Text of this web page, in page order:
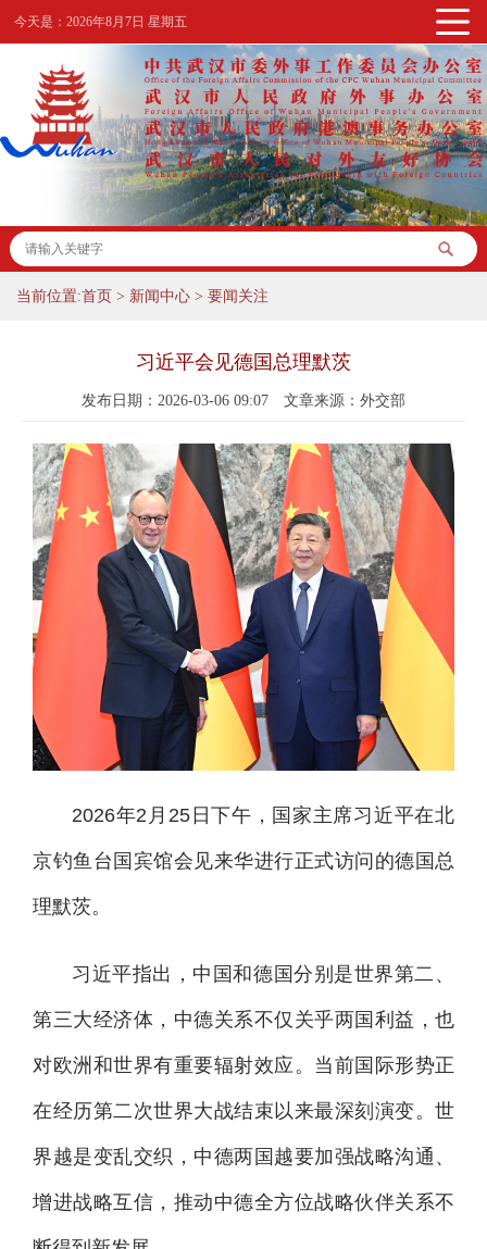
今天是：2026年8月7日 星期五
当前位置:首页 > 新闻中心 > 要闻关注
习近平会见德国总理默茨
发布日期：2026-03-06 09:07 文章来源：外交部
2026年2月25日下午，国家主席习近平在北
京钓鱼台国宾馆会见来华进行正式访问的德国总
理默茨。
习近平指出，中国和德国分别是世界第二、
第三大经济体，中德关系不仅关乎两国利益，也
对欧洲和世界有重要辐射效应。当前国际形势正
在经历第二次世界大战结束以来最深刻演变。世
界越是变乱交织，中德两国越要加强战略沟通、
增进战略互信，推动中德全方位战略伙伴关系不